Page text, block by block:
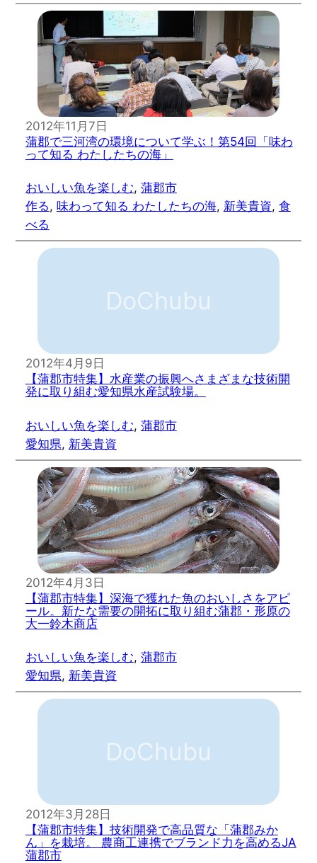
2012年11月7日
蒲郡で三河湾の環境について学ぶ！第54回「味わ
って知る わたしたちの海」
おいしい魚を楽しむ, 蒲郡市
作る, 味わって知る わたしたちの海, 新美貴資, 食
べる
DoChubu
2012年4月9日
【蒲郡市特集】水産業の振興へさまざまな技術開
発に取り組む愛知県水産試験場。
おいしい魚を楽しむ, 蒲郡市
愛知県, 新美貴資
2012年4月3日
【蒲郡市特集】深海で獲れた魚のおいしさをアピ
ール。新たな需要の開拓に取り組む蒲郡・形原の
大一鈴木商店
おいしい魚を楽しむ, 蒲郡市
愛知県, 新美貴資
DoChubu
2012年3月28日
【蒲郡市特集】技術開発で高品質な「蒲郡みか
ん」を栽培。 農商工連携でブランド力を高めるJA
蒲郡市